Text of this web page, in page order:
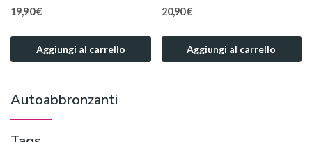
Autoabbronzanti
19,90 €
Aggiungi al carrello
20,90 €
Aggiungi al carrello